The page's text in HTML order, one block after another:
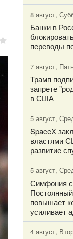
8 август,
Банки в
переводы
7 август,
Трамп
запрете
в США
5 август,
SpaceX
властями
развитие
5 август,
Симфония
повышает
усиливает
4 август,